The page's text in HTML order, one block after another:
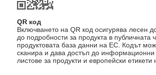
QR код
Включването на QR код осигурява лесен
до подробности за продукта в публичната
продуктовата база данни на ЕС. Кодът
сканира и дава достъп до информационни
листове за продукти и европейски етикети